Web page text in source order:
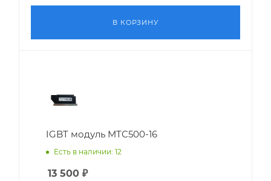
В КОРЗИНУ
IGBT модуль MTC500-16
Есть в наличии: 12
13 500 ₽